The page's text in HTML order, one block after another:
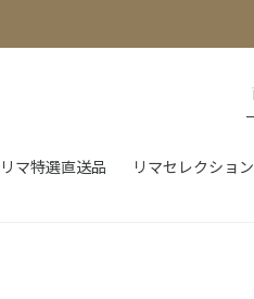
リマ特選直送品 リマセレクション